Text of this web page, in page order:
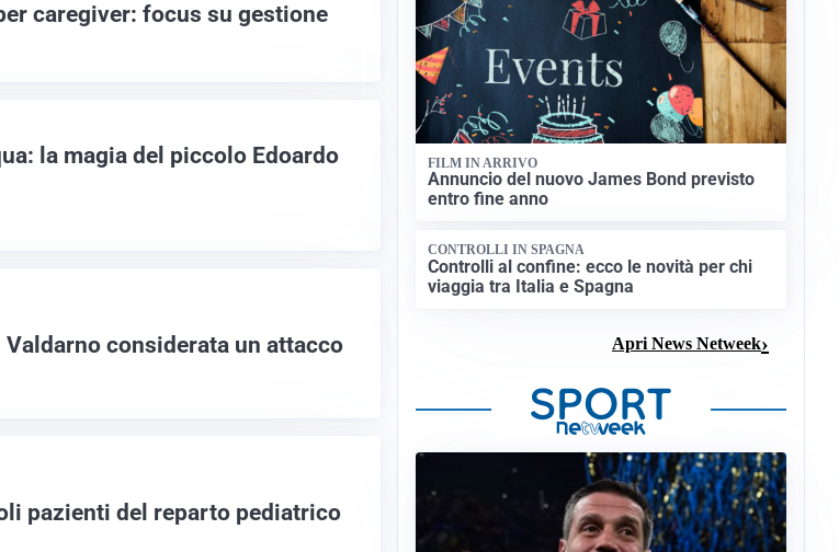
caregiver: focus su gestione
la magia del piccolo Edoardo
considerata un attacco
pazienti del reparto pediatrico
FILM IN ARRIVO
Annuncio del nuovo James Bond previsto
entro fine anno
CONTROLLI IN SPAGNA
Controlli al confine: ecco le novità per chi
viaggia tra Italia e Spagna
Apri News Netweek